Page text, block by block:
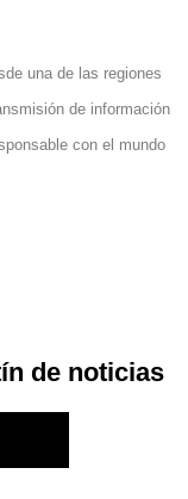
una de las regiones
de información
con el mundo
de noticias